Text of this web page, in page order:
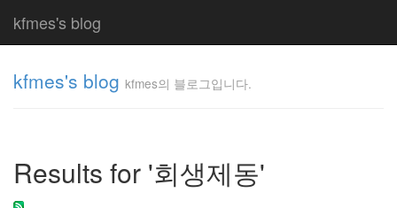
kfmes's blog
kfmes's blog kfmes의 블로그입니다.
Results for '회생제동'
입니
다.
kfmes